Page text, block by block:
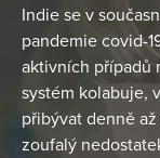
Indie se v
pandemie covid-
aktivních případů
systém kolabuje,
přibývat denně
zoufalý